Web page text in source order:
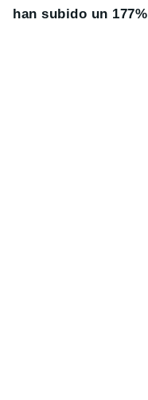
han subido un 177%